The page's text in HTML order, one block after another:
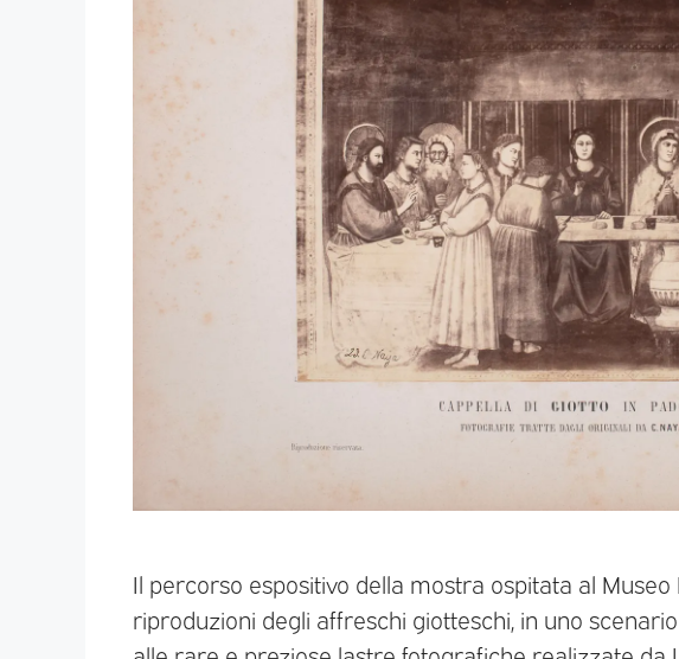
Il percorso espositivo della mostra ospitata al
riproduzioni degli affreschi giotteschi, in uno